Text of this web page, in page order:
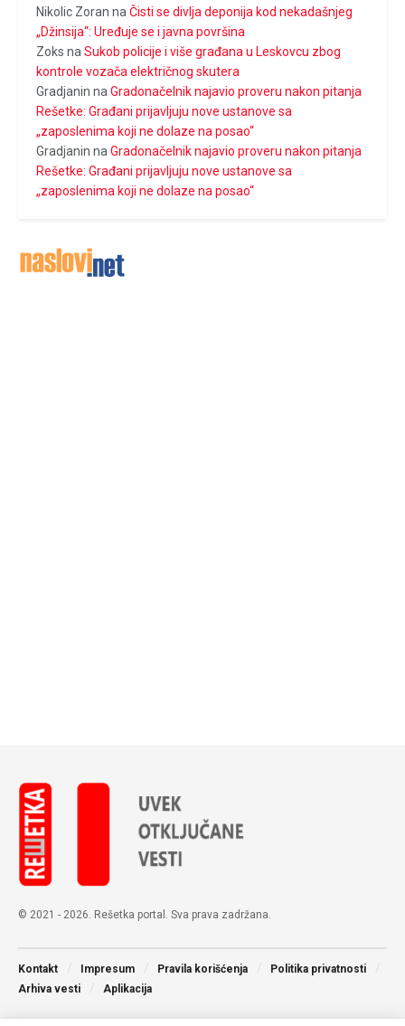
Nikolic Zoran na Čisti se divlja deponija kod nekadašnjeg
„Džinsija“: Uređuje se i javna površina
Zoks na Sukob policije i više građana u Leskovcu zbog
kontrole vozača električnog skutera
Gradjanin na Gradonačelnik najavio proveru nakon pitanja
Rešetke: Građani prijavljuju nove ustanove sa
„zaposlenima koji ne dolaze na posao“
Gradjanin na Gradonačelnik najavio proveru nakon pitanja
Rešetke: Građani prijavljuju nove ustanove sa
„zaposlenima koji ne dolaze na posao“
© 2021 - 2026. Rešetka portal. Sva prava zadržana.
Kontakt Impresum Pravila korišćenja
Politika privatnosti
Arhiva vesti
Aplikacija